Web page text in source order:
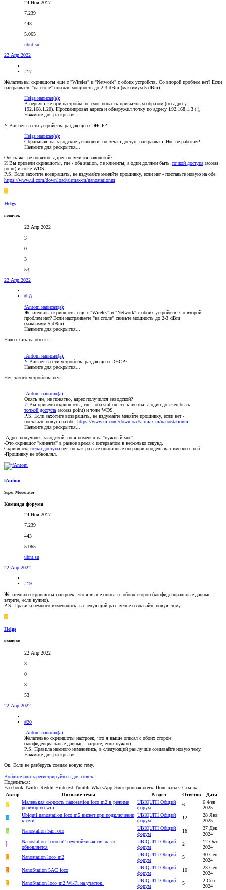
24 Ноя 2017
7.239
443
5.065
ubnt.su
22 Апр 2022
#17
Желательны скриншоты ещё с "Wireles" и "Network" с обоих устройств. Со второй проблем нет? Если
настраиваете "на столе" снизьте мощность до 2-3 dBm (максимум 5 dBm).
Helgs написал(а):
В первую-же при настройке не смог попасть привычным образом (по адресу
192.168.1.20). Просканировал адреса и обнаружил точку по адресу 192.168.1.3 (!),
Нажмите для раскрытия...
У Вас нет в сети устройства раздающего DHCP?
Helgs написал(а):
Сбрасываю на заводские установки, получаю доступ, настраиваю. Но, не работает!
Нажмите для раскрытия...
Опять же, не понятно, адрес получился заводской?
И Вы привели скриншоты, где - оба station, т.е клиенты, а один должен быть точкой доступа (access
point) и тоже WDS.
P.S. Если захотите возвращать, не вздумайте меняйте прошивку, если нет - поставьте новую на обе:
https://www.ui.com/download/airmax-m/nanostationm
H
Helgs
новичок
22 Апр 2022
3
0
3
53
22 Апр 2022
#18
fAntom написал(а):
Желательны скриншоты ещё с "Wireles" и "Network" с обоих устройств. Со второй
проблем нет? Если настраиваете "на столе" снизьте мощность до 2-3 dBm
(максимум 5 dBm).
Нажмите для раскрытия...
Надо ехать на объект...
fAntom написал(а):
У Вас нет в сети устройства раздающего DHCP?
Нажмите для раскрытия...
Нет, такого устройства нет.
fAntom написал(а):
Опять же, не понятно, адрес получился заводской?
И Вы привели скриншоты, где - оба station, т.е клиенты, а один должен быть
точкой доступа (access point) и тоже WDS.
P.S. Если захотите возвращать, не вздумайте меняйте прошивку, если нет -
поставьте новую на обе: https://www.ui.com/download/airmax-m/nanostationm
Нажмите для раскрытия...
-Адрес получился заводской, но я поменял на "нужный мне".
-Это скриншот "клиента" в разное время с интервалом в несколько секунд.
Скриншотаточки доступа нет, но как раз все описанные операции проделывал именно с ней.
-Прошивку не обновлял.
fAntom
Super Moderator
Команда форума
24 Ноя 2017
7.239
443
5.065
ubnt.su
22 Апр 2022
#19
Желательно скриншоты настроек, что я выше описал с обоих сторон (конфиденциальные данные -
затрите, если нужно).
P.S. Правила немного изменились, в следующий раз лучше создавайте новую тему.
H
Helgs
новичок
22 Апр 2022
3
0
3
53
22 Апр 2022
#20
fAntom написал(а):
Желательно скриншоты настроек, что я выше описал с обоих сторон
(конфиденциальные данные - затрите, если нужно).
P.S. Правила немного изменились, в следующий раз лучше создавайте новую тему.
Нажмите для раскрытия...
Ок. Если не разберусь создам новую тему.
Войдите или зарегистрируйтесь для ответа.
Поделиться:
Facebook Twitter Reddit Pinterest Tumblr WhatsApp Электронная почта Поделиться Ссылка
Автор
Похожие темы Раздел Ответов
Дата
A
Маленькая скорость nanostation loco m2 в режиме
репитор по wifi
UBIQUITI Общий
форум
6
6 Фев
2025
Х
Ubiquti nanostation loco m5 виснет при подключении
к сети
UBIQUITI Общий
форум
12
28 Янв
2025
А
Nanostation 5ac loco
UBIQUITI Общий
форум
16
27 Дек
2024
Nanostation Loco m2 неустойчивая связь, не
обновляется
UBIQUITI Общий
форум
2
12 Окт
2024
C
Nanostation loco m2
UBIQUITI Общий
форум
5
30 Сен
2024
S
NanoStation 5AC loco
UBIQUITI Общий
форум
10
23 Сен
2024
E
NanoStation loco m2 Wi-Fi на участок.
UBIQUITI Общий
форум
5
2 Сен
2024